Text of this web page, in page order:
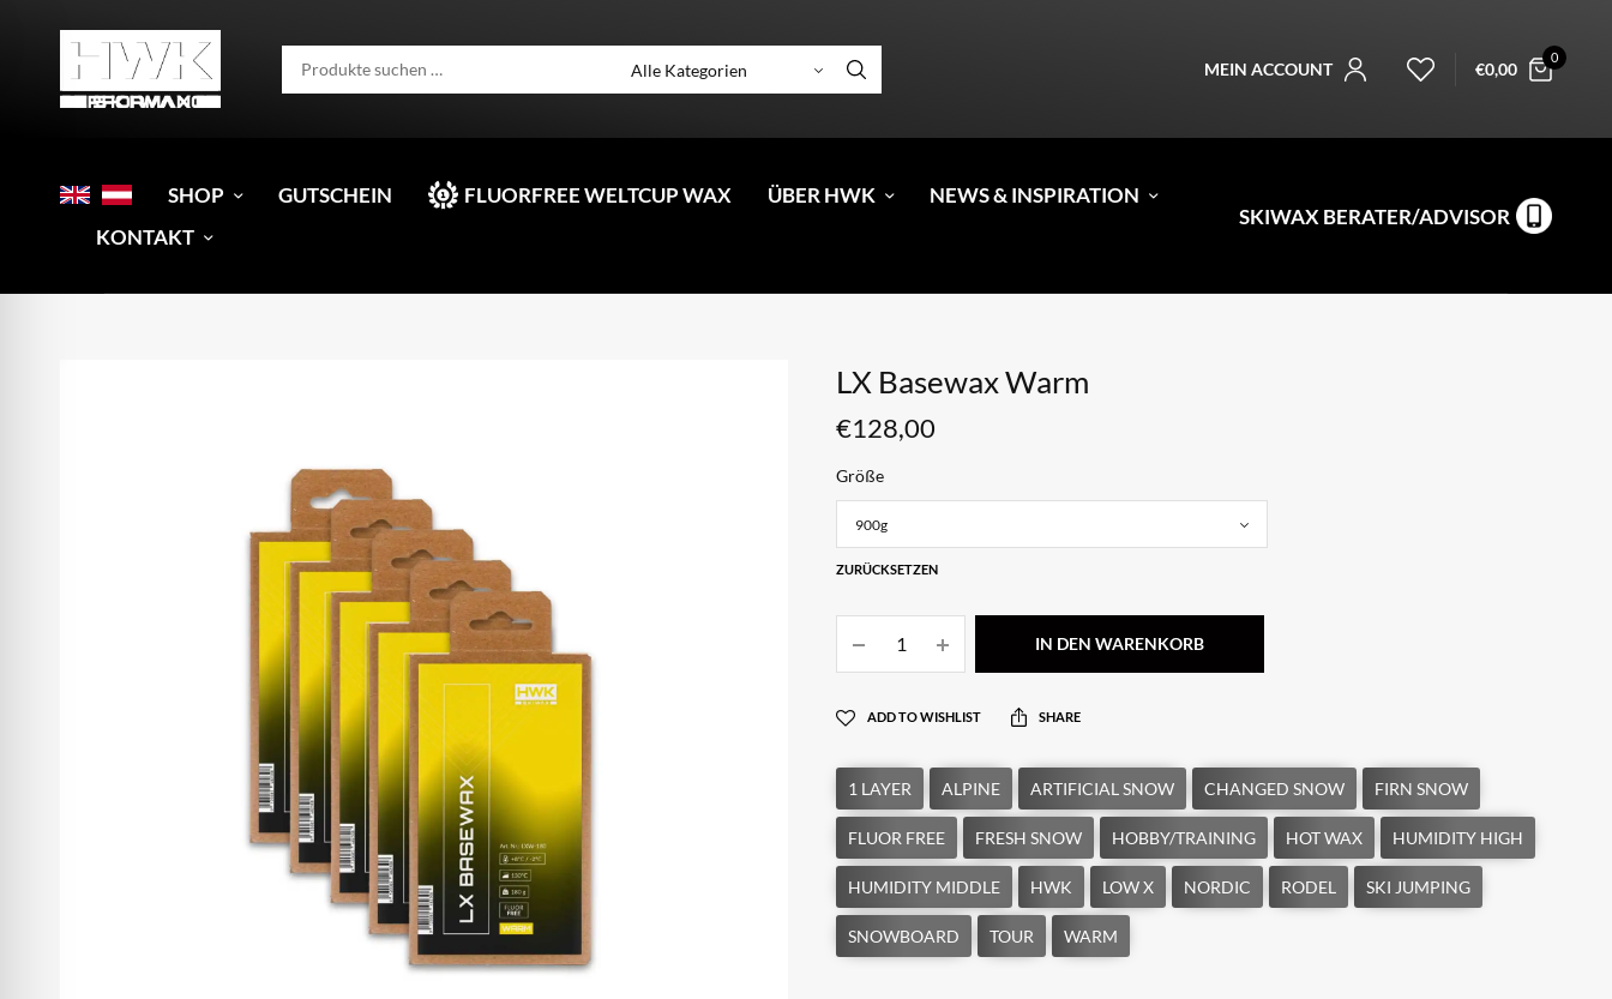
MEIN ACCOUNT €0,00
0
SHOP GUTSCHEIN FLUORFREE WELTCUP WAX ÜBER HWK
NEWS & INSPIRATION
KONTAKT
SKIWAX BERATER/ADVISOR
LX Basewax Warm
€128,00
Größe
ZURÜCKSETZEN
IN DEN WARENKORB
ADD TO WISHLIST SHARE